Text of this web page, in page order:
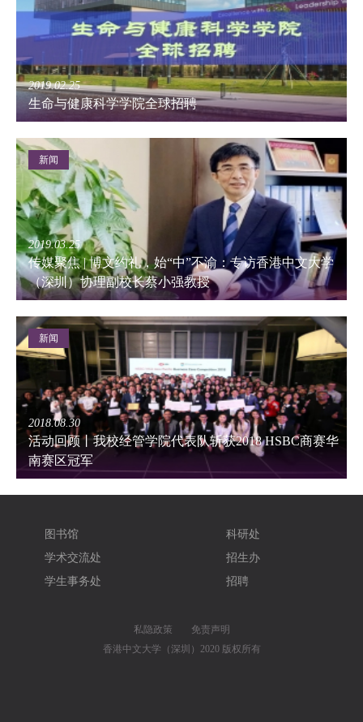
2019.02.25
生命与健康科学学院全球招聘
新闻
2019.03.25
传媒聚焦 | 博文约礼，始“中”不渝：专访香港中文大学
（深圳）协理副校长蔡小强教授
新闻
2018.08.30
活动回顾丨我校经管学院代表队斩获2018 HSBC商赛华
南赛区冠军
图书馆
科研处
学术交流处
招生办
学生事务处
招聘
私隐政策
免责声明
香港中文大学（深圳）2020 版权所有